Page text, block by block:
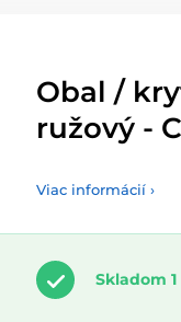
Obal /
ružový -
Viac informácií ›
Skladom 1